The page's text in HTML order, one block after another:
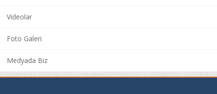
+3
Videolar
Foto Galeri
Medyada Biz